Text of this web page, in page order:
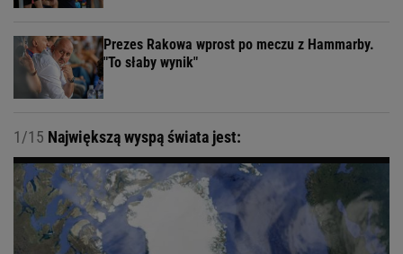
Prezes Rakowa wprost po meczu z Hammarby.
"To słaby wynik"
1/15 Największą wyspą świata jest: